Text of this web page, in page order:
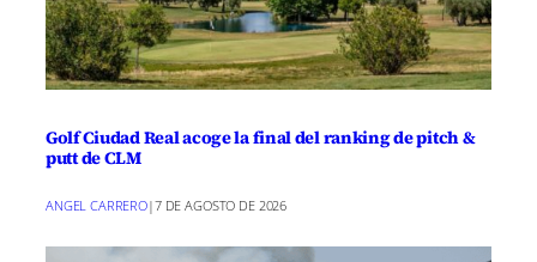
Golf Ciudad Real acoge la final del ranking de pitch &
putt de CLM
ANGEL CARRERO|7 DE AGOSTO DE 2026